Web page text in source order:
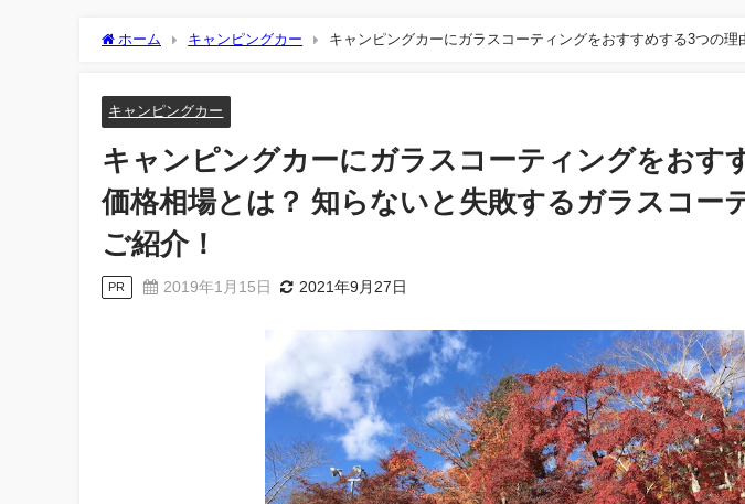
ホーム キャンピングカー
キャンピングカーにガラスコーティングをおすすめする3つの理
キャンピングカー
キャンピングカーにガラスコーティングをおす
価格相場とは？ 知らないと失敗するガラスコー
ご紹介！
PR 2019年1月15日 2021年9月27日